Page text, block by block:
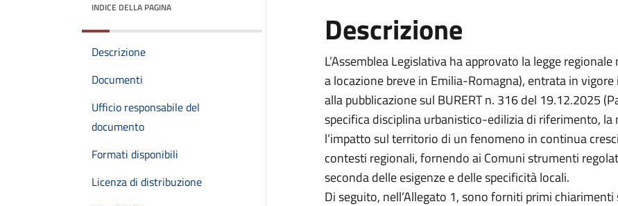
INDICE DELLA PAGINA
Descrizione
Documenti
Ufficio responsabile del
documento
Formati disponibili
Licenza di distribuzione
Descrizione
L’Assemblea Legislativa ha approvato la legge
a locazione breve in Emilia-Romagna), entrata in
alla pubblicazione sul BURERT n. 316 del 19.12.2025
specifica disciplina urbanistico-edilizia di riferimento,
l’impatto sul territorio di un fenomeno in continua
contesti regionali, fornendo ai Comuni strumenti
seconda delle esigenze e delle specificità locali.
Di seguito, nell’Allegato 1, sono forniti primi